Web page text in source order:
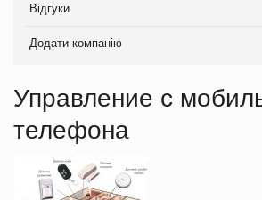
Відгуки
Додати компанію
Управление с
телефона